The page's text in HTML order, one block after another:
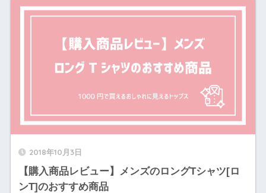
2018年10月3日
【購入商品レビュー】メンズのロングTシャツ[ロ
ンT]のおすすめ商品